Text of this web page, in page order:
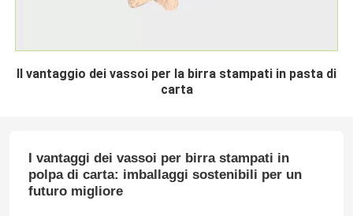
Il vantaggio dei vassoi per la birra stampati in pasta di
carta
I vantaggi dei vassoi per birra stampati in
polpa di carta: imballaggi sostenibili per un
futuro migliore